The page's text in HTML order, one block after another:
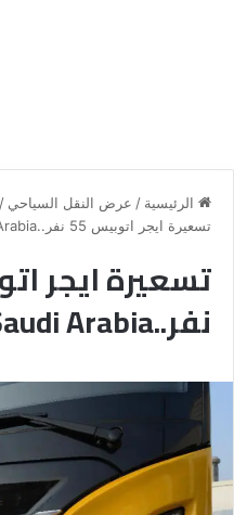
الرئيسية / عرض النقل السياحي /
تسعيرة ايجر اتوبيس 55 نفر..Saudi Arabia
نفر..Saudi Arabia